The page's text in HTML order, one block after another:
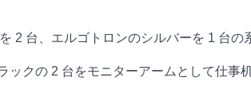
2 台、エルゴトロンのシルバーを 1 台の
クの 2 台をモニターアームとして仕事